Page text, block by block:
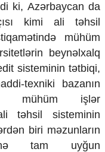
ki, Azərbaycan da
kimi ali təhsil
mühüm
beynəlxalq
sisteminin tətbiqi,
texniki bazanın
mühüm işlər
təhsil sisteminin
biri məzunların
tam uyğun